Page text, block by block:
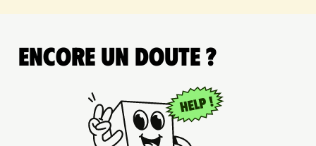
Encore un doute ?